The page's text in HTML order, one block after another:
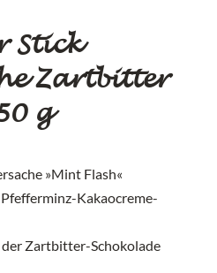
Stick
Zartbitter
g
»Mint Flash«
Kakaocreme-
Zartbitter-Schokolade